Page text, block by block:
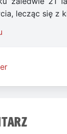
lecząc się z